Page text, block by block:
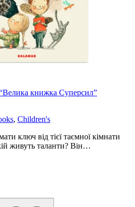
книжка Суперсил”
, Children's
ключ від тієї таємної кімнати
живуть таланти? Він…